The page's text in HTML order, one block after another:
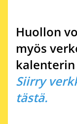
Huollon
myös
Siirry
tästä.